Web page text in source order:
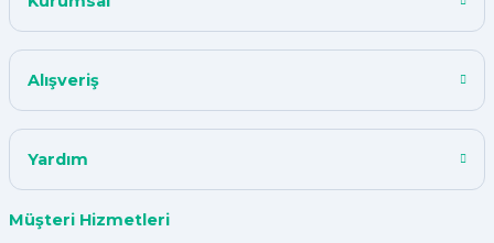
ismail tunca | 26/07/2024
teşekkür ederim ürün istediğim
Alışveriş
Yardım
Müşteri Hizmetleri